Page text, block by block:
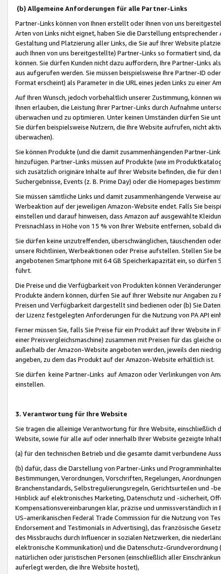
(b) Allgemeine Anforderungen für alle Partner-Links
Partner-Links können von Ihnen erstellt oder Ihnen von uns
Arten von Links nicht eignet, haben Sie die Darstellung
Gestaltung und Platzierung aller Links, die Sie auf Ihrer Website
auch Ihnen von uns bereitgestellte) Partner-Links so formatiert sind,
können. Sie dürfen Kunden nicht dazu auffordern, Ihre Partner-Links
aus aufgerufen werden. Sie müssen beispielsweise Ihre Partner-ID
Format erscheint) als Parameter in die URL eines jeden Links zu einer
Auf Ihren Wunsch, jedoch vorbehaltlich unserer Zustimmung, können
Ihnen erlauben, die Leistung Ihrer Partner-Links durch Aufnahme
überwachen und zu optimieren. Unter keinen Umständen dürfen Sie
Sie dürfen beispielsweise Nutzern, die Ihre Website aufrufen, nicht
überwachen).
Sie können Produkte (und die damit zusammenhängenden Partner-
hinzufügen. Partner-Links müssen auf Produkte (wie im
sich zusätzlich originäre Inhalte auf Ihrer Website befinden, die für
Suchergebnisse, Events (z. B. Prime Day) oder die Homepages
Sie müssen sämtliche Links und damit zusammenhängende
Werbeaktion auf der jeweiligen Amazon-Website endet. Falls Sie
einstellen und darauf hinweisen, dass Amazon auf ausgewählte
Preisnachlass in Höhe von 15 % von Ihrer Website entfernen, sobald
Sie dürfen keine unzutreffenden, überschwänglichen, täuschenden
unsere Richtlinien, Werbeaktionen oder Preise aufstellen. Stellen Sie
angebotenen Smartphone mit 64 GB Speicherkapazität ein, so dürfen
führt.
Die Preise und die Verfügbarkeit von Produkten können
Produkte ändern können, dürfen Sie auf Ihrer Website nur Angaben
Preisen und Verfügbarkeit dargestellt sind bedienen oder (b) Sie
der Lizenz festgelegten Anforderungen für die Nutzung von PA API
Ferner müssen Sie, falls Sie Preise für ein Produkt auf Ihrer Website
einer Preisvergleichsmaschine) zusammen mit Preisen für das
außerhalb der Amazon-Website angeboten werden, jeweils den
angeben, zu dem das Produkt auf der Amazon-Website erhältlich ist.
Sie dürfen keine Partner-Links auf Amazon oder Verlinkungen von
einstellen.
3. Verantwortung für Ihre Website
Sie tragen die alleinige Verantwortung für Ihre Website,
Website, sowie für alle auf oder innerhalb Ihrer Website gezeigte
(a) für den technischen Betrieb und die gesamte damit verbundene
(b) dafür, dass die Darstellung von Partner-Links und
Bestimmungen, Verordnungen, Vorschriften, Regelungen,
Branchenstandards, Selbstregulierungsregeln, Gerichtsurteilen und -
Hinblick auf elektronisches Marketing, Datenschutz und -sicherheit,
Kompensationsvereinbarungen klar, präzise und unmissverständlich
US-amerikanischen Federal Trade Commission für die Nutzung von
Endorsement and Testimonials in Advertising), das französische
des Missbrauchs durch Influencer in sozialen Netzwerken, die
elektronische Kommunikation) und die Datenschutz-
natürlichen oder juristischen Personen (einschließlich aller
auferlegt werden, die Ihre Website hostet),